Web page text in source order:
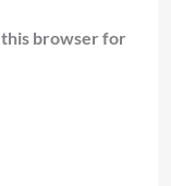
this browser for